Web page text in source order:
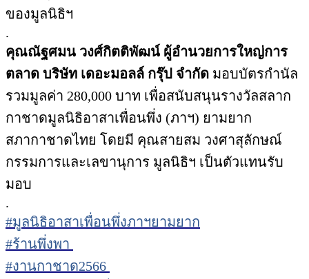
ของมูลนิธิฯ
.
คุณณัฐศมน วงศ์กิตติพัฒน์ ผู้อำนวยการใหญ่การ
ตลาด บริษัท เดอะมอลล์ กรุ๊ป จำกัด มอบบัตรกำนัล
รวมมูลค่า 280,000 บาท เพื่อสนับสนุนรางวัลสลาก
กาชาดมูลนิธิอาสาเพื่อนพึ่ง (ภาฯ) ยามยาก
สภากาชาดไทย โดยมี คุณสายสม วงศาสุลักษณ์
กรรมการและเลขานุการ มูลนิธิฯ เป็นตัวแทนรับ
มอบ
.
#มูลนิธิอาสาเพื่อนพึ่งภาฯยามยาก
#ร้านพึ่งพา
#งานกาชาด2566